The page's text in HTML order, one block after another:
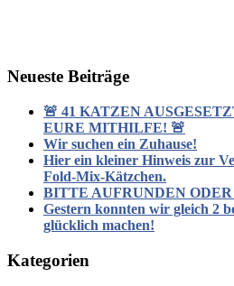
Neueste Beiträge
🚨 41 KATZEN
EURE MITHILFE! 🚨
Wir suchen ein Zuhause!
Hier ein kleiner Hinweis zur
Fold-Mix-Kätzchen.
BITTE AUFRUNDEN
Gestern konnten wir gleich 2
glücklich machen!
Kategorien